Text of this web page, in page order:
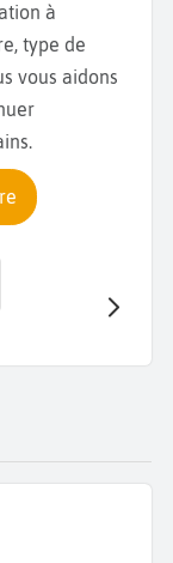
à
type de
vous aidons